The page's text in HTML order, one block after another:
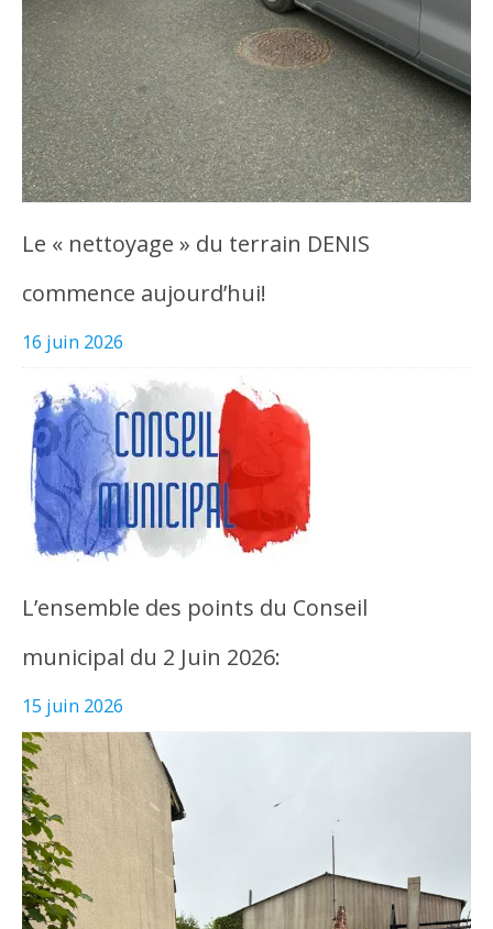
Le « nettoyage » du terrain DENIS
commence aujourd’hui!
16 juin 2026
L’ensemble des points du Conseil
municipal du 2 Juin 2026:
15 juin 2026